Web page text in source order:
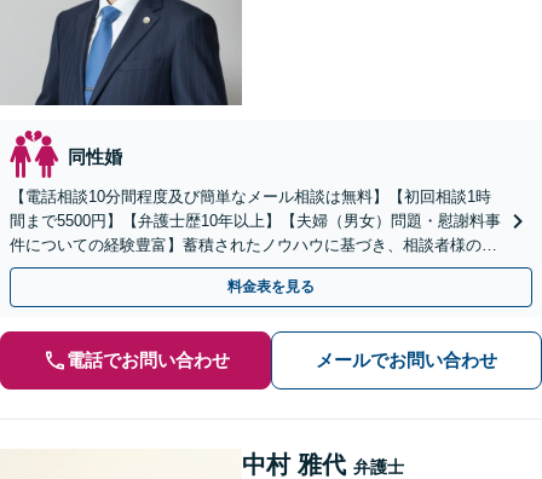
同性婚
【電話相談10分間程度及び簡単なメール相談は無料】【初回相談1時
間まで5500円】【弁護士歴10年以上】【夫婦（男女）問題・慰謝料事
件についての経験豊富】蓄積されたノウハウに基づき、相談者様の要
望を最大限に実現します。
料金表を見る
電話でお問い合わせ メールでお問い合わせ
中村 雅代 弁護士